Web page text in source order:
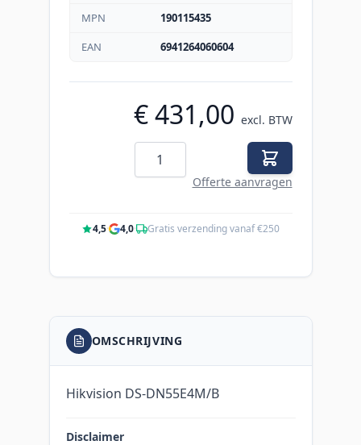
MPN
190115435
EAN
6941264060604
€ 431,00 excl. BTW
Aantal
Offerte aanvragen
4,5· 4,0· Gratis verzending vanaf €250
OMSCHRIJVING
Hikvision DS-DN55E4M/B
Disclaimer